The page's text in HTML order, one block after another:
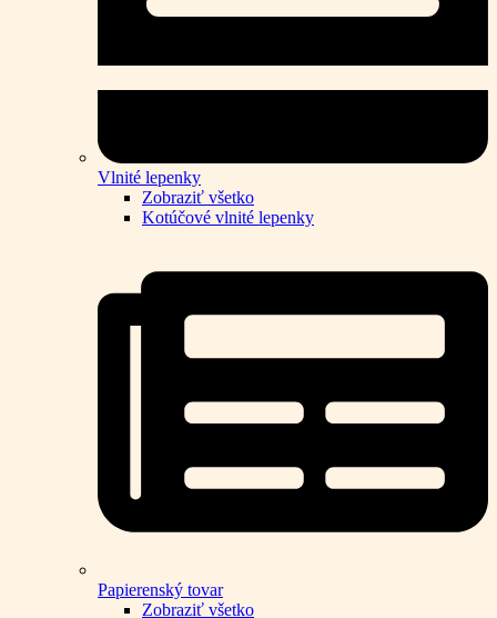
Vlnité lepenky
Zobraziť všetko
Kotúčové vlnité lepenky
Papierenský tovar
Zobraziť všetko